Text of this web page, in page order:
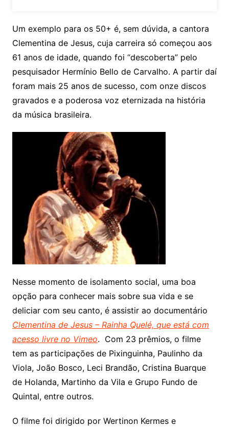
Um exemplo para os 50+ é, sem dúvida, a cantora
Clementina de Jesus, cuja carreira só começou aos
61 anos de idade, quando foi “descoberta” pelo
pesquisador Hermínio Bello de Carvalho. A partir daí
foram mais 25 anos de sucesso, com onze discos
gravados e a poderosa voz eternizada na história
da música brasileira.
Nesse momento de isolamento social, uma boa
opção para conhecer mais sobre sua vida e se
deliciar com seu canto, é assistir ao documentário
Clementina de Jesus – Rainha Quelé, que está com
acesso livre no Vimeo. Com 23 prêmios, o filme
tem as participações de Pixinguinha, Paulinho da
Viola, João Bosco, Leci Brandão, Cristina Buarque
de Holanda, Martinho da Vila e Grupo Fundo de
Quintal, entre outros.
O filme foi dirigido por Wertinon Kermes e